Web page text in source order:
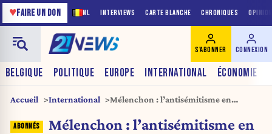
NL INTERVIEWS CARTE BLANCHE CHRONIQUES
♥FAIRE UN DON
BELGIQUE POLITIQUE EUROPE INTERNATIONAL ÉCONOMIE
S'ABONNER CONNEXION
Accueil International
Mélenchon : l’antisémitisme en
Mélenchon : l’antisémitisme en